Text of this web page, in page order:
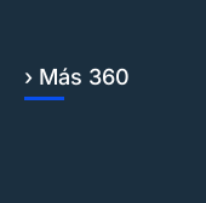
› Más 360